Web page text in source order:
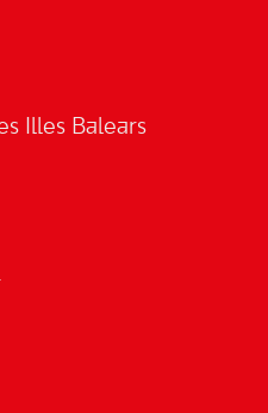
Illes Balears